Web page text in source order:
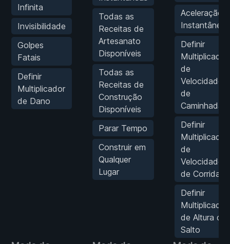
Infinita
Invisibilidade
Golpes
Fatais
Definir
Multiplicador
de Dano
Todas as
Receitas de
Artesanato
Disponíveis
Todas as
Receitas de
Construção
Disponíveis
Parar Tempo
Construir em
Qualquer
Lugar
Aceleração
Instantânea
Definir
Multiplicador
de
Velocidade
de
Caminhada
Definir
Multiplicador
de
Velocidade
de Corrida
Definir
Multiplicador
de Altura de
Salto